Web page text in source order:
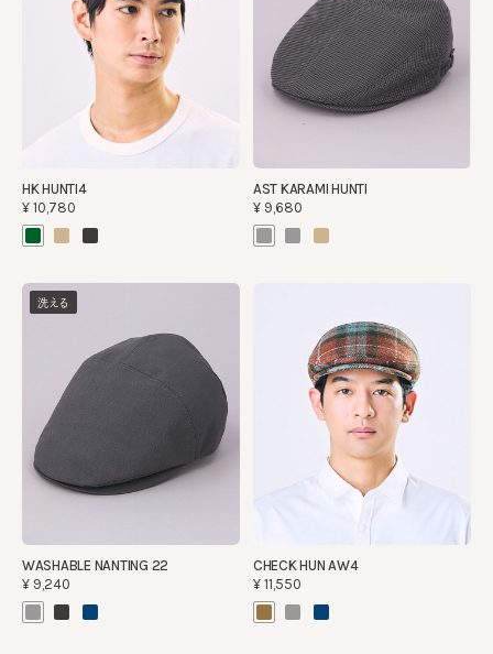
HK HUNTI4
¥10,780
AST KARAMI HUNTI
¥9,680
洗える
WASHABLE NANTING 22
¥9,240
CHECK HUN AW4
¥11,550